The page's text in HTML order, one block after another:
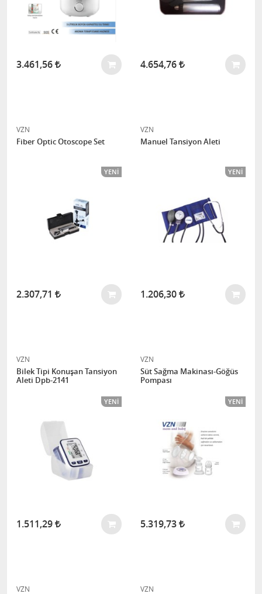
3.461,56 4.654,76
VZN
Fiber Optic Otoscope Set
YENI
2.307,71
VZN
Manuel Tansiyon Aleti
YENI
1.206,30
VZN
Bilek Tipi Konuşan Tansiyon
Aleti Dpb-2141
YENI
1.511,29
VZN
Süt Sağma Makinası-Göğüs
Pompası
YENI
5.319,73
VZN VZN